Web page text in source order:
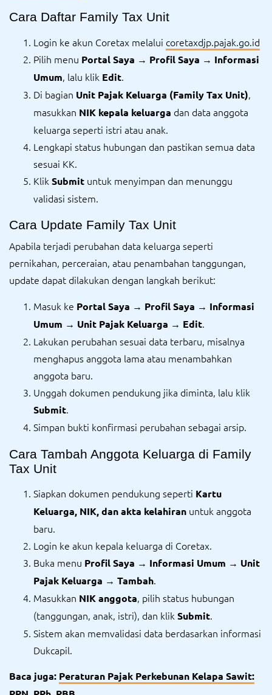
Cara Daftar Family Tax Unit
Login ke akun Coretax melalui coretaxdjp.pajak.go.id
Pilih menu Portal Saya → Profil Saya → Informasi
Umum, lalu klik Edit.
Di bagian Unit Pajak Keluarga (Family Tax Unit),
masukkan NIK kepala keluarga dan data anggota
keluarga seperti istri atau anak.
Lengkapi status hubungan dan pastikan semua data
sesuai KK.
Klik Submit untuk menyimpan dan menunggu
validasi sistem.
Cara Update Family Tax Unit
Apabila terjadi perubahan data keluarga seperti
pernikahan, perceraian, atau penambahan tanggungan,
update dapat dilakukan dengan langkah berikut:
Masuk ke Portal Saya → Profil Saya → Informasi
Umum → Unit Pajak Keluarga → Edit.
Lakukan perubahan sesuai data terbaru, misalnya
menghapus anggota lama atau menambahkan
anggota baru.
Unggah dokumen pendukung jika diminta, lalu klik
Submit.
Simpan bukti konfirmasi perubahan sebagai arsip.
Cara Tambah Anggota Keluarga di Family
Tax Unit
Siapkan dokumen pendukung seperti Kartu
Keluarga, NIK, dan akta kelahiran untuk anggota
baru.
Login ke akun kepala keluarga di Coretax.
Buka menu Profil Saya → Informasi Umum → Unit
Pajak Keluarga → Tambah.
Masukkan NIK anggota, pilih status hubungan
(tanggungan, anak, istri), dan klik Submit.
Sistem akan memvalidasi data berdasarkan informasi
Dukcapil.
Baca juga: Peraturan Pajak Perkebunan Kelapa Sawit: